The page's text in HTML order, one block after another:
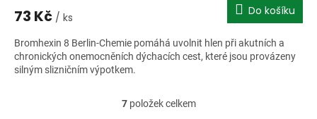
73 Kč / ks Do košíku
Bromhexin 8 Berlin-Chemie pomáhá uvolnit hlen při akutních a
chronických onemocněních dýchacích cest, které jsou provázeny
silným slizničním výpotkem.
O
7položek celkem